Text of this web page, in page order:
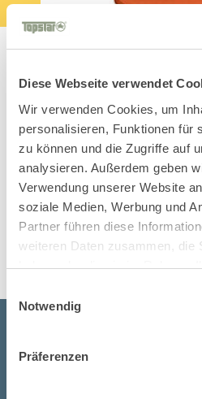
Diese Webseite verwendet
Wir verwenden Cookies, um
personalisieren, Funktionen für
zu können und die Zugriffe auf
analysieren. Außerdem geben
Verwendung unserer Website
soziale Medien, Werbung und
Partner führen diese
weiteren Daten zusammen, die
haben oder die sie im Rahmen
Notwendig
Präferenzen
Big Star
Office
Bleibe up to